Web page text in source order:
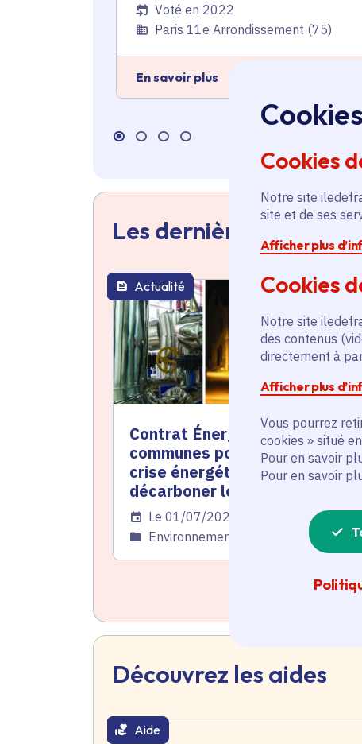
Cookies
Notre site
site et de ses
Afficher plus
Cookies
Notre site
des contenus
directement à
Afficher plus
Vous pourrez
cookies » situé
Pour en savoir
Pour en savoir
Voté en 2022
Paris 11e Arrondissement (75)
En savoir plus
Les dernières actualités
thématique active
Actualité
Contrat Énergie : l'aide aux
communes pour maîtriser la
crise énergétique et
décarboner les territoires
Date de l'arrêté
Le 01/07/2026
Catégorie
Environnement
Découvrez les aides
thématique active
Aide